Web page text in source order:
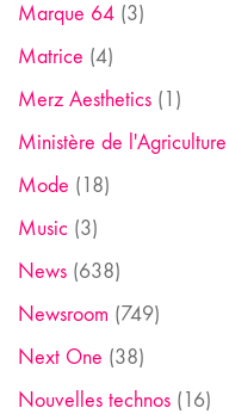
Marque 64 (3)
Matrice (4)
Merz Aesthetics (1)
Ministère de
Mode (18)
Music (3)
News (638)
Newsroom (749)
Next One (38)
Nouvelles technos (16)